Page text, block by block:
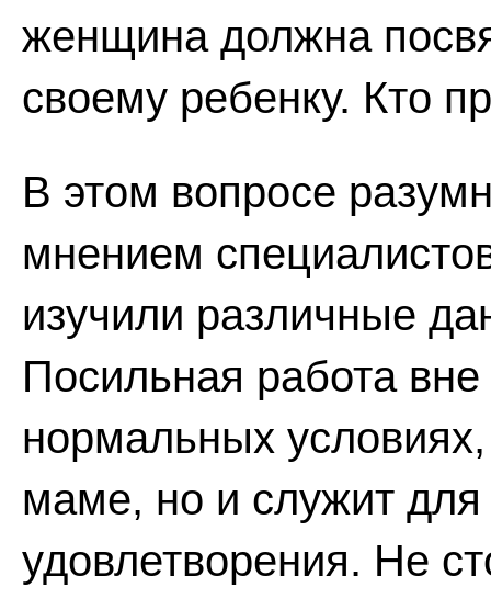
женщина должна
своему ребенку. Кто
В этом вопросе
мнением
изучили различные
Посильная работа
нормальных
маме, но и служит для
удовлетворения. Не